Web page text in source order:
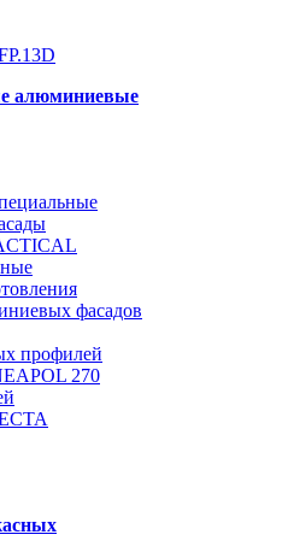
алюминиевые
фасадов
профилей
270